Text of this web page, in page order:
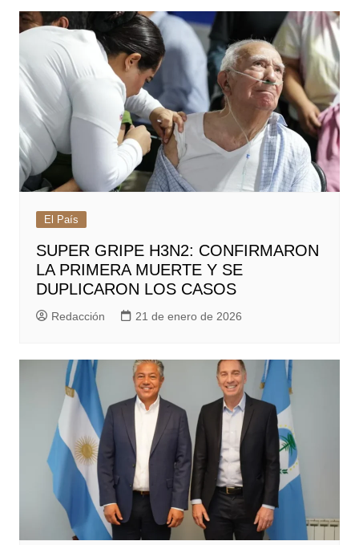
El País
SUPER GRIPE H3N2: CONFIRMARON
LA PRIMERA MUERTE Y SE
DUPLICARON LOS CASOS
Redacción 21 de enero de 2026